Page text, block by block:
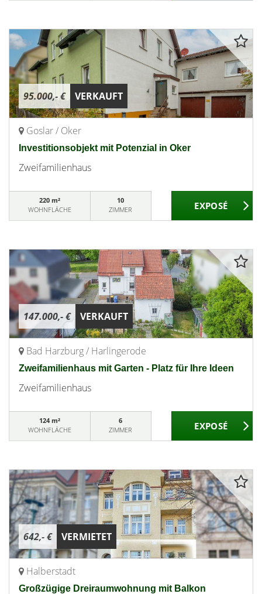
95.000,- € VERKAUFT
Goslar / Oker
Investitionsobjekt mit Potenzial in Oker
Zweifamilienhaus
220 m²
WOHNFLÄCHE
10
ZIMMER
147.000,- € VERKAUFT
Bad Harzburg / Harlingerode
Zweifamilienhaus mit Garten - Platz für Ihre Ideen
Zweifamilienhaus
124 m²
WOHNFLÄCHE
6
ZIMMER
642,- € VERMIETET
Halberstadt
Großzügige Dreiraumwohnung mit Balkon